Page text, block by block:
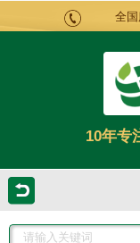
全国
10年专